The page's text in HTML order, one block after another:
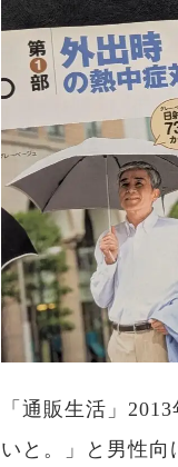
「通販生活」
いと。」と男性向